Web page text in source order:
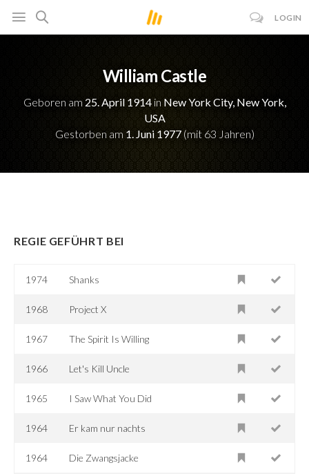
LOGIN
William Castle
Geboren am 25. April 1914in New York City, New York,
USA
Gestorben am 1. Juni 1977(mit 63 Jahren)
REGIE GEFÜHRT BEI
1974 Shanks
1968 Project X
1967 The Spirit Is Willing
1966 Let's Kill Uncle
1965 I Saw What You Did
1964 Er kam nur nachts
1964 Die Zwangsjacke